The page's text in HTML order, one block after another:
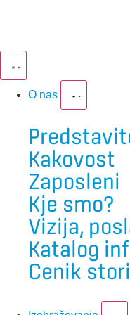
O nas
Kakovost
Zaposleni
Kje smo?
Vizija,
Katalog
Cenik